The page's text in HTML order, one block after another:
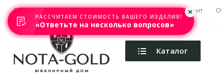
Главная Акции Каталоги Изготовление Ремонт
Каталог
РАССЧИТАЕМ СТОИМОСТЬ ВАШЕГО ИЗДЕЛИЯ?
«Ответьте на несколько вопросов»